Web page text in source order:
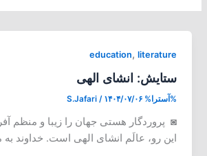
education, literature
ستایش: انشای الهی
%آسترا% S.Jafari / ۱۴۰۴/۰۷/۰۶
◙ پروردگار هستی جهان را زیبا و منظم
این رو، عالَم انشای الهی است. خداوند